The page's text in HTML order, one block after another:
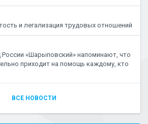
и легализация трудовых отношений
«Шарыповский» напоминают, что
приходит на помощь каждому, кто
ВСЕ НОВОСТИ